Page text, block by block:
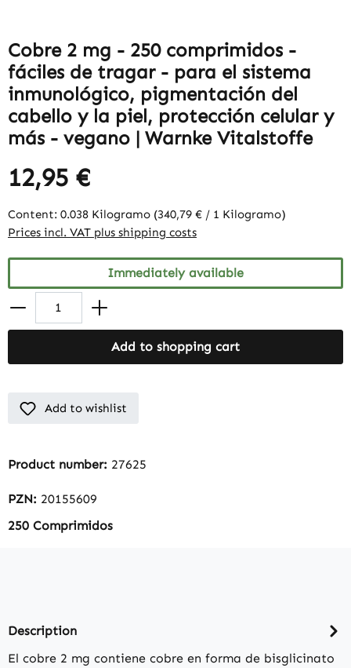
Cobre 2 mg - 250 comprimidos -
fáciles de tragar - para el sistema
inmunológico, pigmentación del
cabello y la piel, protección celular y
más - vegano | Warnke Vitalstoffe
12,95 €
Content: 0.038 Kilogramo (340,79 € / 1 Kilogramo)
Prices incl. VAT plus shipping costs
Immediately available
Add to shopping cart
Add to wishlist
Product number: 27625
PZN: 20155609
250 Comprimidos
Description
El cobre 2 mg contiene cobre en forma de bisglicinato